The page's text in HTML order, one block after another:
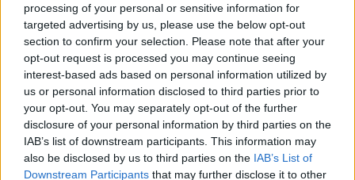
processing of your personal or sensitive information for
targeted advertising by us, please use the below opt-out
section to confirm your selection. Please note that after your
opt-out request is processed you may continue seeing
interest-based ads based on personal information utilized by
us or personal information disclosed to third parties prior to
your opt-out. You may separately opt-out of the further
disclosure of your personal information by third parties on the
IAB’s list of downstream participants. This information may
also be disclosed by us to third parties on the IAB’s List of
Downstream Participants that may further disclose it to other
Chcete dominantu interiéru,
ktorá pritiahne pohľady?
Vyrobte si takéto masívne
orechové svietidlo
Prečo klasická
potrubia v
ako to vyriešiť